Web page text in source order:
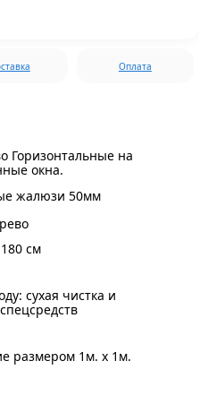
Оплата
Горизонтальные на
окна.
жалюзи 50мм
см
сухая чистка и
размером 1м. x 1м.